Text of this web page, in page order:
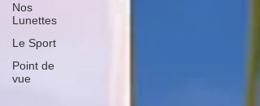
Nos
Lunettes
Le Sport
Point de
vue